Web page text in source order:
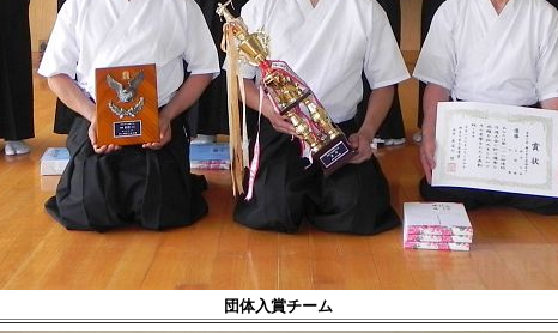
団体入賞チーム